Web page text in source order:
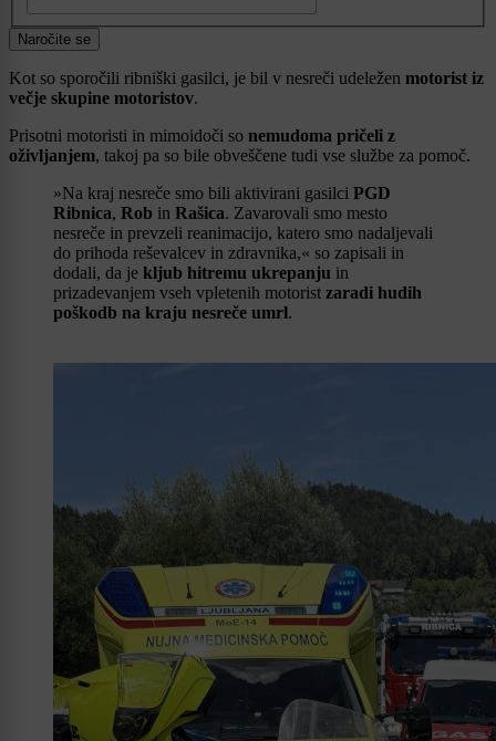
Naročite se
Kot so sporočili ribniški gasilci, je bil v nesreči udeležen motorist iz
večje skupine motoristov.
Prisotni motoristi in mimoidoči so nemudoma pričeli z
oživljanjem, takoj pa so bile obveščene tudi vse službe za pomoč.
»Na kraj nesreče smo bili aktivirani gasilci PGD
Ribnica, Rob in Rašica. Zavarovali smo mesto
nesreče in prevzeli reanimacijo, katero smo nadaljevali
do prihoda reševalcev in zdravnika,« so zapisali in
dodali, da je kljub hitremu ukrepanju in
prizadevanjem vseh vpletenih motorist zaradi hudih
poškodb na kraju nesreče umrl.